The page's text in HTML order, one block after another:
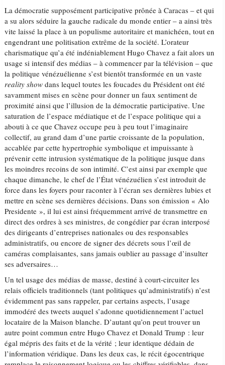
La démocratie supposément participative prônée à Caracas – et qui
a su alors séduire la gauche radicale du monde entier – a ainsi très
vite laissé la place à un populisme autoritaire et manichéen, tout en
engendrant une politisation extrême de la société. L’orateur
charismatique qu’a été indéniablement Hugo Chavez a fait alors un
usage si intensif des médias – à commencer par la télévision – que
la politique vénézuélienne s’est bientôt transformée en un vaste
reality show dans lequel toutes les foucades du Président ont été
savamment mises en scène pour donner un faux sentiment de
proximité ainsi que l’illusion de la démocratie participative. Une
saturation de l’espace médiatique et de l’espace politique qui a
abouti à ce que Chavez occupe peu à peu tout l’imaginaire
collectif, au grand dam d’une partie croissante de la population,
accablée par cette hypertrophie symbolique et impuissante à
prévenir cette intrusion systématique de la politique jusque dans
les moindres recoins de son intimité. C’est ainsi par exemple que
chaque dimanche, le chef de l’État vénézuélien s’est introduit de
force dans les foyers pour raconter à l’écran ses dernières lubies et
mettre en scène ses dernières décisions. Dans son émission « Alo
Presidente », il lui est ainsi fréquemment arrivé de transmettre en
direct des ordres à ses ministres, de congédier par écran interposé
des dirigeants d’entreprises nationales ou des responsables
administratifs, ou encore de signer des décrets sous l’œil de
caméras complaisantes, sans jamais oublier au passage d’insulter
ses adversaires…
Un tel usage des médias de masse, destiné à court-circuiter les
relais officiels traditionnels (tant politiques qu’administratifs) n’est
évidemment pas sans rappeler, par certains aspects, l’usage
immodéré des tweets auquel s’adonne quotidiennement l’actuel
locataire de la Maison blanche. D’autant qu’on peut trouver un
autre point commun entre Hugo Chavez et Donald Trump : leur
égal mépris des faits et de la vérité ; leur identique dédain de
l’information véridique. Dans les deux cas, le récit égocentrique